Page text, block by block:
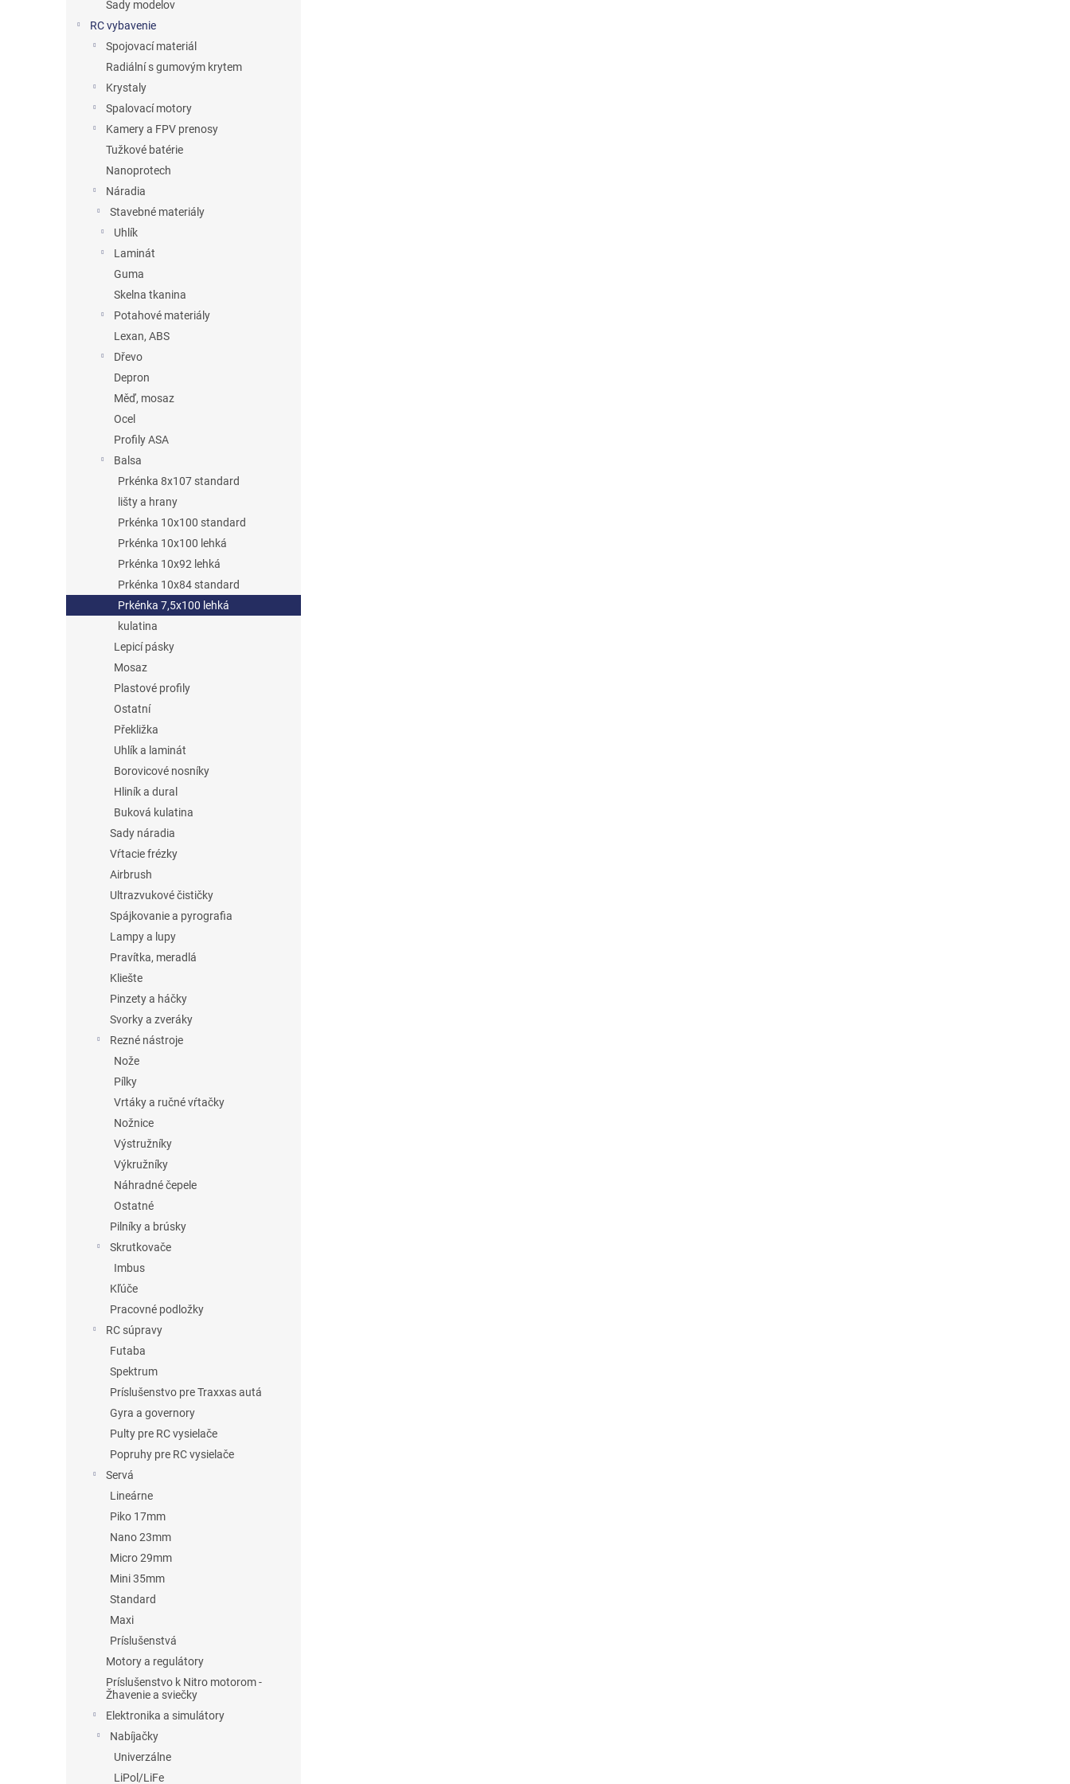
Sady modelov
RC vybavenie
Spojovací materiál
Radiální s gumovým krytem
Krystaly
Spalovací motory
Kamery a FPV prenosy
Tužkové batérie
Nanoprotech
Náradia
Stavebné materiály
Uhlík
Laminát
Guma
Skelna tkanina
Potahové materiály
Lexan, ABS
Dřevo
Depron
Měď, mosaz
Ocel
Profily ASA
Balsa
Prkénka 8x107 standard
lišty a hrany
Prkénka 10x100 standard
Prkénka 10x100 lehká
Prkénka 10x92 lehká
Prkénka 10x84 standard
Prkénka 7,5x100 lehká
kulatina
Lepicí pásky
Mosaz
Plastové profily
Ostatní
Překližka
Uhlík a laminát
Borovicové nosníky
Hliník a dural
Buková kulatina
Sady náradia
Vŕtacie frézky
Airbrush
Ultrazvukové čističky
Spájkovanie a pyrografia
Lampy a lupy
Pravítka, meradlá
Kliešte
Pinzety a háčky
Svorky a zveráky
Rezné nástroje
Nože
Pílky
Vrtáky a ručné vŕtačky
Nožnice
Výstružníky
Výkružníky
Náhradné čepele
Ostatné
Pilníky a brúsky
Skrutkovače
Imbus
Kľúče
Pracovné podložky
RC súpravy
Futaba
Spektrum
Príslušenstvo pre Traxxas autá
Gyra a governory
Pulty pre RC vysielače
Popruhy pre RC vysielače
Servá
Lineárne
Piko 17mm
Nano 23mm
Micro 29mm
Mini 35mm
Standard
Maxi
Príslušenstvá
Motory a regulátory
Príslušenstvo k Nitro motorom -
Žhavenie a sviečky
Elektronika a simulátory
Nabíjačky
Univerzálne
LiPol/LiFe